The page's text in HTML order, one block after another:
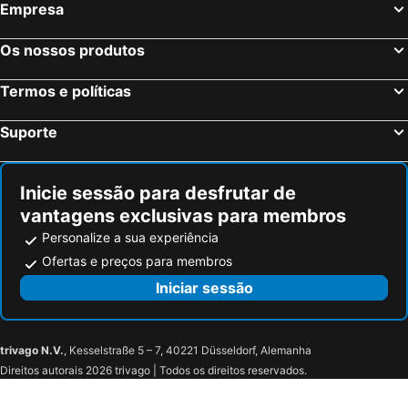
Milão, Lombardia Hotéis
Palermo, Sicília Hotéis
Cagliari, Sardenha Hotéis
Empresa
Os nossos produtos
Termos e políticas
Suporte
Inicie sessão para desfrutar de
vantagens exclusivas para membros
Personalize a sua experiência
Ofertas e preços para membros
Iniciar sessão
trivago N.V., Kesselstraße 5 – 7, 40221 Düsseldorf, Alemanha
Direitos autorais 2026 trivago | Todos os direitos reservados.